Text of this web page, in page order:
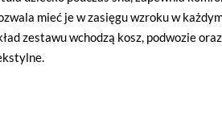
mieć je w zasięgu wzroku w
zestawu wchodzą kosz, podwozie